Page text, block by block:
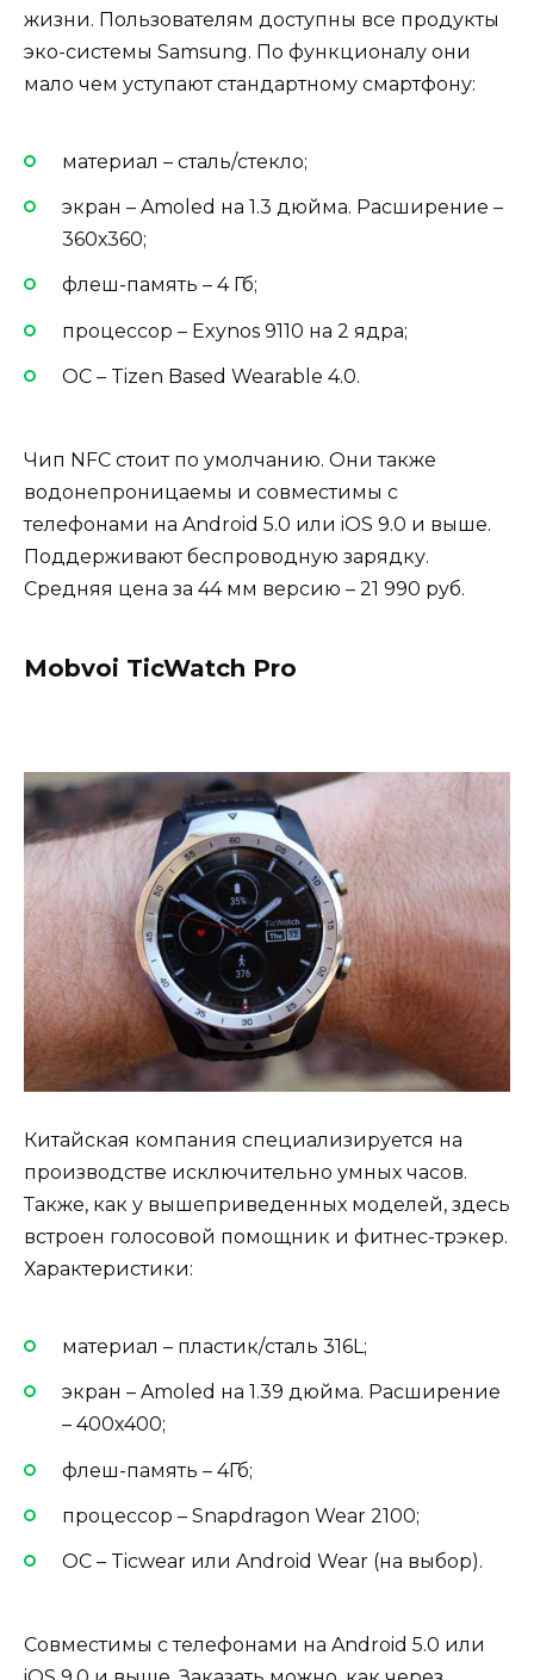
жизни. Пользователям доступны все продукты
эко-системы Samsung. По функционалу они
мало чем уступают стандартному смартфону:
материал – сталь/стекло;
экран – Amoled на 1.3 дюйма. Расширение –
360х360;
флеш-память – 4 Гб;
процессор – Exynos 9110 на 2 ядра;
ОС – Tizen Based Wearable 4.0.
Чип NFC стоит по умолчанию. Они также
водонепроницаемы и совместимы с
телефонами на Android 5.0 или iOS 9.0 и выше.
Поддерживают беспроводную зарядку.
Средняя цена за 44 мм версию – 21 990 руб.
Mobvoi TicWatch Pro
Китайская компания специализируется на
производстве исключительно умных часов.
Также, как у вышеприведенных моделей, здесь
встроен голосовой помощник и фитнес-трэкер.
Характеристики:
материал – пластик/сталь 316L;
экран – Amoled на 1.39 дюйма. Расширение
– 400х400;
флеш-память – 4Гб;
процессор – Snapdragon Wear 2100;
ОС – Ticwear или Android Wear (на выбор).
Совместимы с телефонами на Android 5.0 или